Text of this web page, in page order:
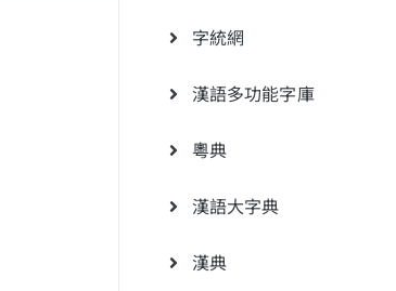
字統網
漢語多功能字庫
粵典
漢語大字典
漢典